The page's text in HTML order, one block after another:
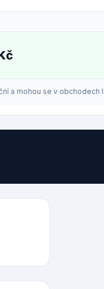
a mohou se v obchodech